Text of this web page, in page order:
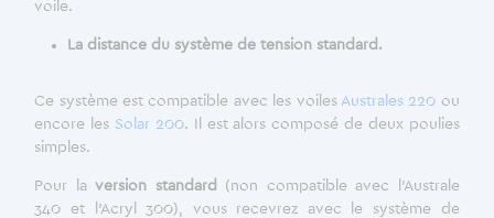
voile.
La distance du système de tension standard.
Ce système est compatible avec les voiles Australes 220 ou
encore les Solar 200. Il est alors composé de deux poulies
simples.
Pour laversion standard
(non compatible avec l’Australe
340 et l’Acryl 300), vous recevrez avec le système de